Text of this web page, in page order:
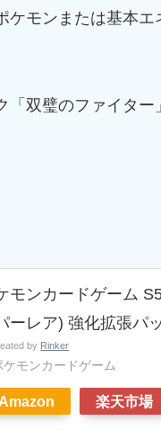
ケモンまたは基本
双璧のファイター
モンカードゲーム
ーレア) 強化拡張パ
by Rinker
ケモンカードゲーム
Amazon 楽天市場